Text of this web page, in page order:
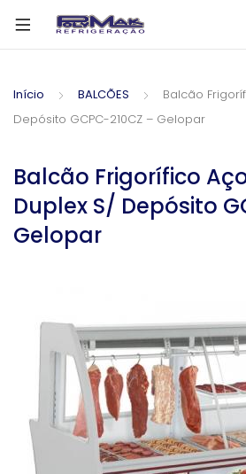
Início BALCÕES
Balcão
Depósito GCPC-210CZ – Gelopar
Balcão Frigorífico
Duplex S/ Depósito
Gelopar